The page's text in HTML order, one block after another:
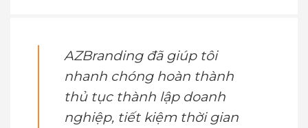
AZBranding đã giúp tôi
nhanh chóng hoàn thành
thủ tục thành lập doanh
nghiệp, tiết kiệm thời gian